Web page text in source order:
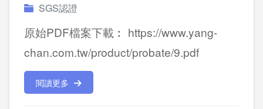
SGS認證
原始PDF檔案下載︰ https://www.yang-
chan.com.tw/product/probate/9.pdf
閱讀更多